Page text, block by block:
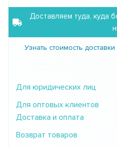
Доставляем туда, куда
Узнать стоимость доставки
Для юридических лиц
Для оптовых клиентов
Доставка и оплата
Возврат товаров